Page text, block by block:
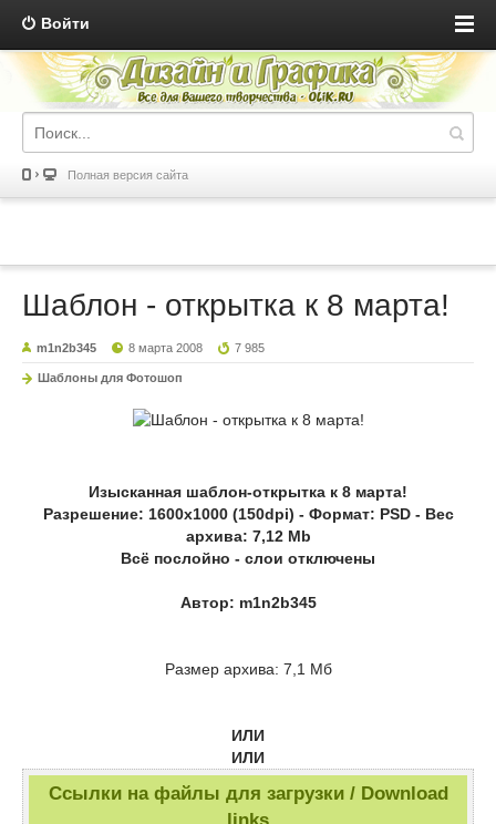
Войти
Полная версия сайта
Шаблон - открытка к 8 марта!
m1n2b345 8 марта 2008 7 985
Шаблоны для Фотошоп
Изысканная шаблон-открытка к 8 марта!
Разрешение: 1600х1000 (150dpi) - Формат: PSD - Вес
архива: 7,12 Mb
Всё послойно - слои отключены
Автор: m1n2b345
Размер архива: 7,1 Мб
ИЛИ
ИЛИ
Ссылки на файлы для загрузки / Download